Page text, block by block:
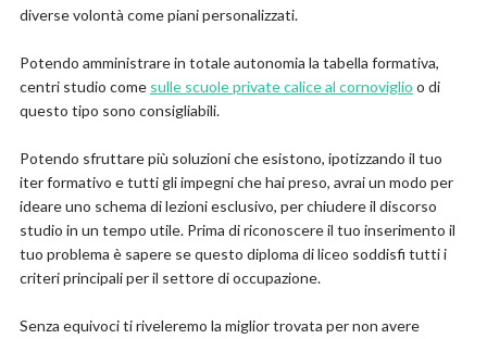
diverse volontà come piani personalizzati.
Potendo amministrare in totale autonomia la tabella formativa,
centri studio come sulle scuole private calice al cornoviglio o di
questo tipo sono consigliabili.
Potendo sfruttare più soluzioni che esistono, ipotizzando il tuo
iter formativo e tutti gli impegni che hai preso, avrai un modo per
ideare uno schema di lezioni esclusivo, per chiudere il discorso
studio in un tempo utile. Prima di riconoscere il tuo inserimento il
tuo problema è sapere se questo diploma di liceo soddisfi tutti i
criteri principali per il settore di occupazione.
Senza equivoci ti riveleremo la miglior trovata per non avere